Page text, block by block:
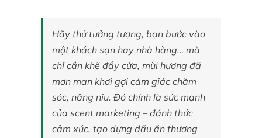
Tài khoản
Hãy thử tưởng tượng, bạn bước vào
một khách sạn hay nhà hàng… mà
chỉ cần khẽ đẩy cửa, mùi hương đã
mơn man khơi gợi cảm giác chăm
sóc, nâng niu. Đó chính là sức mạnh
của scent marketing – đánh thức
cảm xúc, tạo dựng dấu ấn thương